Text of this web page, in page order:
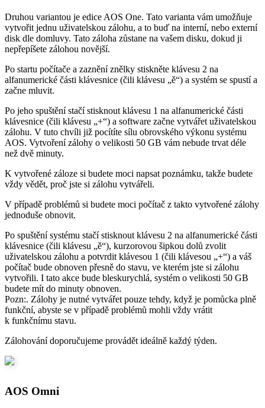
Druhou variantou je edice AOS One. Tato varianta vám umožňuje
vytvořit jednu uživatelskou zálohu, a to buď na interní, nebo externí
disk dle domluvy. Tato záloha zůstane na vašem disku, dokud ji
nepřepíšete zálohou novější.
Po startu počítače a zaznění znělky stiskněte klávesu 2 na
alfanumerické části klávesnice (čili klávesu „ě“) a systém se spustí a
začne mluvit.
Po jeho spuštění stačí stisknout klávesu 1 na alfanumerické části
klávesnice (čili klávesu „+“) a software začne vytvářet uživatelskou
zálohu. V tuto chvíli již pocítíte sílu obrovského výkonu systému
AOS. Vytvoření zálohy o velikosti 50 GB vám nebude trvat déle
než dvě minuty.
K vytvořené záloze si budete moci napsat poznámku, takže budete
vždy vědět, proč jste si zálohu vytvářeli.
V případě problémů si budete moci počítač z takto vytvořené zálohy
jednoduše obnovit.
Po spuštění systému stačí stisknout klávesu 2 na alfanumerické části
klávesnice (čili klávesu „ě“), kurzorovou šipkou dolů zvolit
uživatelskou zálohu a potvrdit klávesou 1 (čili klávesou „+“) a váš
počítač bude obnoven přesně do stavu, ve kterém jste si zálohu
vytvořili. I tato akce bude bleskurychlá, systém o velikosti 50 GB
budete mít do minuty obnoven.
Pozn:. Zálohy je nutné vytvářet pouze tehdy, když je pomůcka plně
funkční, abyste se v případě problémů mohli vždy vrátit
k funkčnímu stavu.
Zálohování doporučujeme provádět ideálně každý týden.
AOS Omni